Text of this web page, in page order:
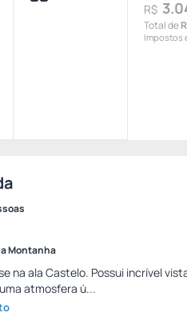
R$
Total de
Impostos
Montanha
na ala Castelo. Possui incrível
atmosfera ú...